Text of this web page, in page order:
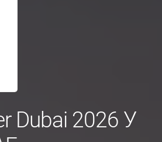
Dubai 2026 У